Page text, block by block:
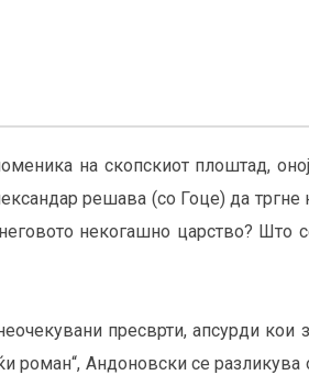
на скопскиот плоштад,
решава (со Гоце) да
некогашно царство? Што
пресврти, апсурди кои
роман“, Андоновски се